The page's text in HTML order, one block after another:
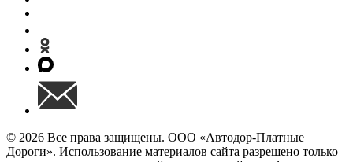
© 2026 Все права защищены. ООО «Автодор-Платные
Дороги». Использование материалов сайта разрешено только